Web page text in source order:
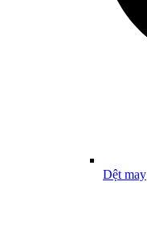
Dệt may